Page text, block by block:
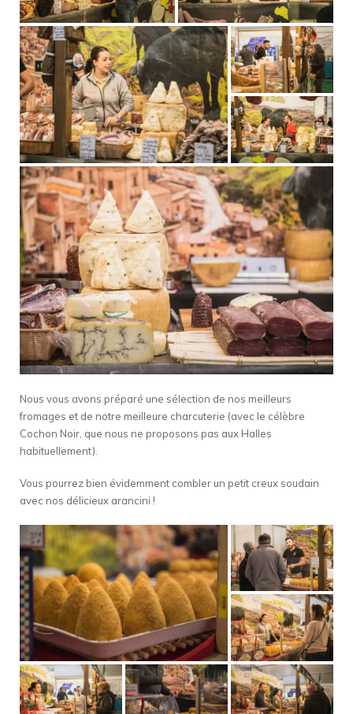
Nous vous avons préparé une sélection de nos meilleurs
fromages et de notre meilleure charcuterie (avec le célèbre
Cochon Noir, que nous ne proposons pas aux Halles
habituellement).
Vous pourrez bien évidemment combler un petit creux soudain
avec nos délicieux arancini !